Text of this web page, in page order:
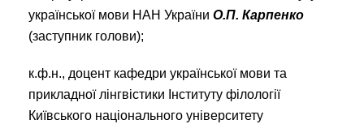
української мови НАН України О.П. Карпенко
(заступник голови);
к.ф.н., доцент кафедри української мови та
прикладної лінгвістики Інституту філології
Київського національного університету